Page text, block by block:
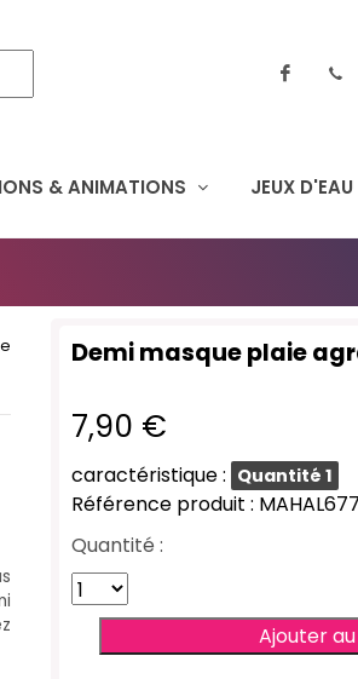
& ANIMATIONS JEUX
Demi masque plaie
7,90 €
caractéristique : Quantité 1
Référence produit : MAHAL677
Quantité :